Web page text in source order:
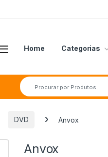
Home Categorias
Procurar por:
DVD Anvox
Anvox